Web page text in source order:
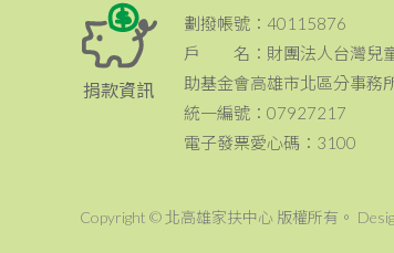
捐款資訊
劃撥帳號：40115876
戶 名：財團法人台灣兒
助基金會高雄市北區分事務
統一編號：07927217
電子發票愛心碼：3100
Copyright © 北高雄家扶中心 版權所有。